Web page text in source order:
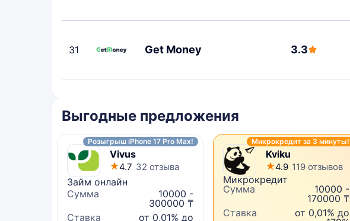
31 Get Money 3.3
Выгодные предложения
Розыгрыш iPhone 17 Pro Max!
Vivus
4.7 32 отзыва
Займ онлайн
Сумма
10000 -
300000 ₸
Ставка
от 0,01% до
Микрокредит за 3 минуты!
Kviku
4.9 119 отзывов
Микрокредит
Сумма
10000 -
170000 ₸
Ставка
от 0,01% до